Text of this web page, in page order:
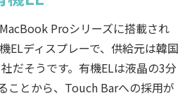
Proシリーズに搭載され
ELディスプレーで、供給元は韓国
だそうです。有機ELは液晶の3分
ことから、Touch Barへの採用が